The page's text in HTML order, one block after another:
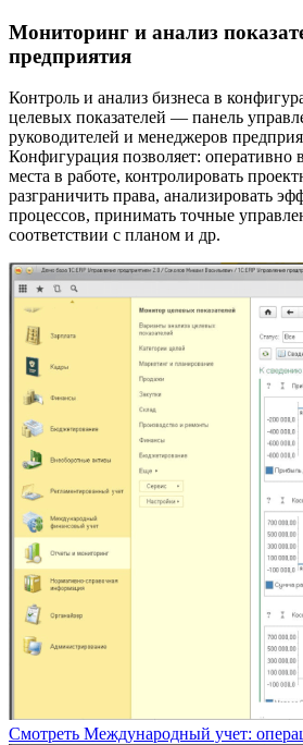
Мониторинг и анализ
предприятия
Контроль и анализ бизнеса в
целевых показателей — панель
руководителей и менеджеров
Конфигурация позволяет: оперативно
места в работе, контролировать
разграничить права, анализировать
процессов, принимать точные
соответствии с планом и др.
Смотреть Международный учет: